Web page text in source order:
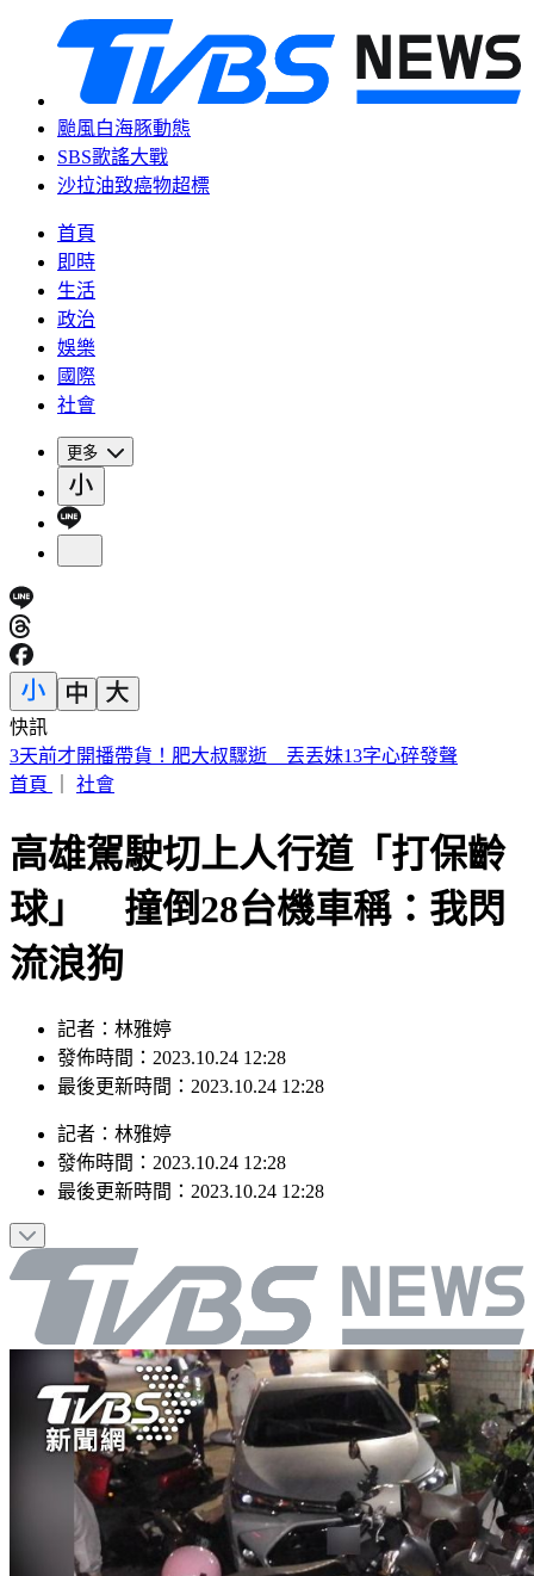
颱風白海豚動態
SBS歌謠大戰
沙拉油致癌物超標
首頁
即時
生活
政治
娛樂
國際
社會
更多
快訊
明放颱風假？白海豚颱風「最新暴風圈侵襲率」曝 這縣市達
59％
高雄駕駛切上人行道「打保齡
球」 撞倒28台機車稱：我閃
流浪狗
記者：林雅婷
發佈時間：2023.10.24 12:28
記者：林雅婷
發佈時間：2023.10.24 12:28